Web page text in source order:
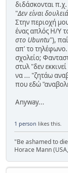
διδάσκονται π.χ.
"Δεν είναι
Στην περιοχή
ένας απλός Η/Υ
στο Ubuntu"),
απ' το τηλέφωνο.
σχολείο;
στυλ "δεν
να ... "ζητάω
που εδώ
Anyway...
1 person likes this.
"Be ashamed to
Horace Mann